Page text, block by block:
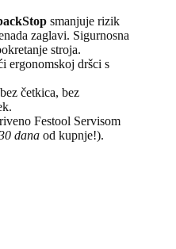
smanjuje rizik
zaglavi. Sigurnosna
stroja.
ergonomskoj dršci s
bez četkica, bez
Festool Servisom
dana od kupnje!).